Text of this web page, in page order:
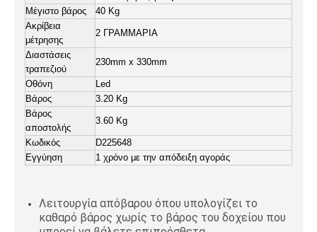
Μέγιστο βάρος
40 Kg
Ακρίβεια
μέτρησης
2 ΓΡΑΜΜΑΡΙΑ
Διαστάσεις
τραπεζιού
230mm x 330mm
Οθόνη
Led
Βάρος
3.20 Kg
Βάρος
αποστολής
3.60 Kg
Κωδικός
D225648
Εγγύηση
1 χρόνο με την απόδειξη αγοράς
Λειτουργία απόβαρου όπου υπολογίζει το
καθαρό βάρος χωρίς το βάρος του δοχείου που